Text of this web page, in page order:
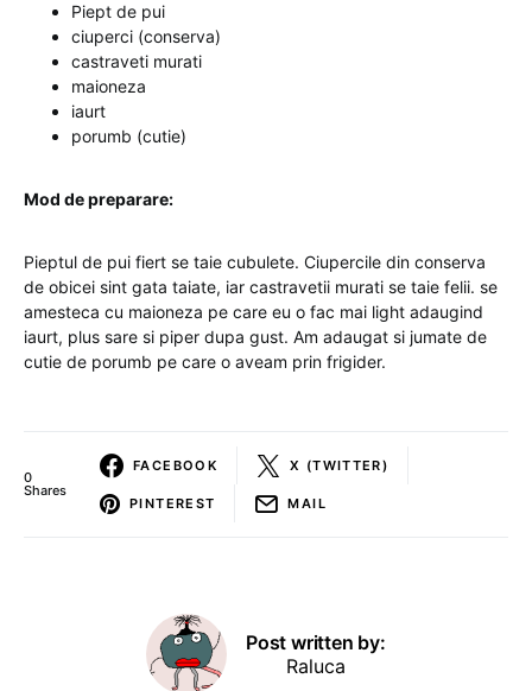
Piept de pui
ciuperci (conserva)
castraveti murati
maioneza
iaurt
porumb (cutie)
Mod de preparare:
Pieptul de pui fiert se taie cubulete. Ciupercile din conserva
de obicei sint gata taiate, iar castravetii murati se taie felii. se
amesteca cu maioneza pe care eu o fac mai light adaugind
iaurt, plus sare si piper dupa gust. Am adaugat si jumate de
cutie de porumb pe care o aveam prin frigider.
0
Shares
FACEBOOK X (TWITTER)
PINTEREST MAIL
Post written by:
Raluca